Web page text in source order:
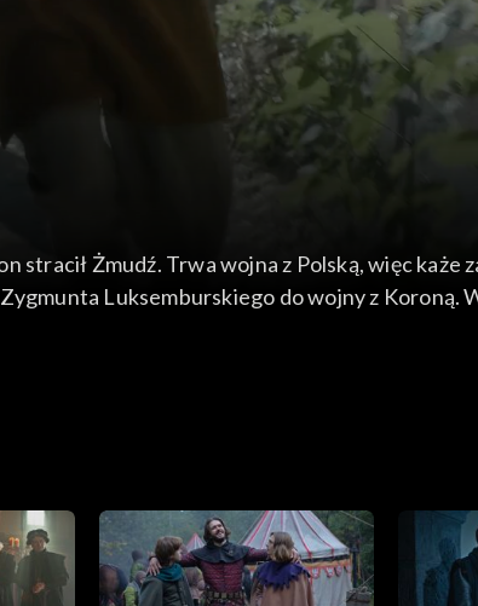
Żmudź. Trwa wojna z Polską, więc każe
Luksemburskiego do wojny z Koroną.
żeby uniknąć wojny na dwa fronty,
na niego z mieczem. Zyndram i Oleśnicki